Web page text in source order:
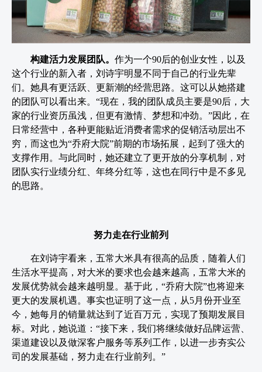
构建活力发展团队。 作为一个90后的创业女性，以及
这个行业的新入者，刘诗宇明显不同于自己的行业先辈
们。她具有更活跃、更新潮的经营思路。这可以从她搭建
的团队可以看出来。“现在，我的团队成员主要是90后，大
家的行业资历虽浅，但更有激情、梦想和冲劲。”因此，在
日常经营中，各种更能贴近消费者需求的促销活动层出不
穷，而这也为“乔府大院”前期的市场拓展，起到了强大的
支撑作用。与此同时，她还建立了更开放的分享机制，对
团队实行业绩分红、年终分红等，这也在同行中是不多见
的思路。
努力走在行业前列
在刘诗宇看来，五常大米具有很高的品质，随着人们
生活水平提高，对大米的要求也会越来越高，五常大米的
发展优势就会越来越明显。基于此，“乔府大院”也将迎来
更大的发展机遇。事实也证明了这一点，从5月份开业至
今，她每月的销量就达到了近百万元，实现了预期发展目
标。对此，她说道：“接下来，我们将继续做好品牌运营、
渠道建设以及做深客户服务等系列工作，以进一步夯实公
司的发展基础，努力走在行业前列。”